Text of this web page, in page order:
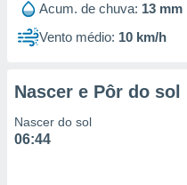
Acum. de chuva: 13 mm
Vento médio: 10 km/h
Nascer e Pôr do sol
Nascer do sol
06:44